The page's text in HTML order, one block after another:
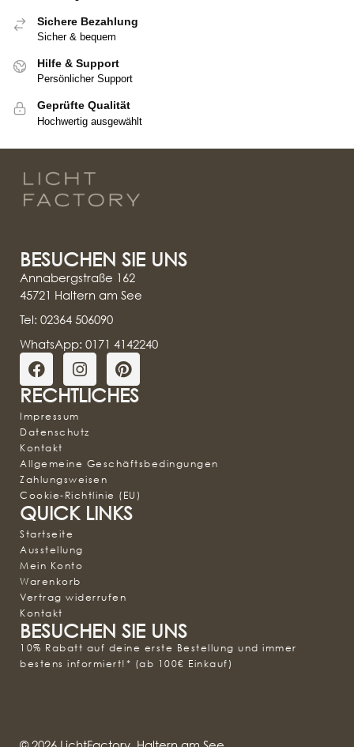
Sichere Bezahlung
Sicher & bequem
Hilfe & Support
Persönlicher Support
Geprüfte Qualität
Hochwertig ausgewählt
BESUCHEN SIE UNS
Annabergstraße 162
45721 Haltern am See
Tel: 02364 506090
WhatsApp: 0171 4142240
RECHTLICHES
Impressum
Datenschutz
Kontakt
Allgemeine Geschäftsbedingungen
Zahlungsweisen
Cookie-Richtlinie (EU)
QUICK LINKS
Startseite
Ausstellung
Mein Konto
Warenkorb
Vertrag widerrufen
Kontakt
BESUCHEN SIE UNS
10% Rabatt auf deine erste Bestellung und immer
bestens informiert!* (ab 100€ Einkauf)